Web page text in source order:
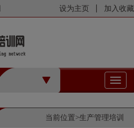
设为主页 加入收藏
切
换
航
当前位置>生产管理培训